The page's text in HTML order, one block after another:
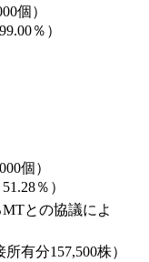
個）
％）
個）
％）
との協議によ
有分157,500株）